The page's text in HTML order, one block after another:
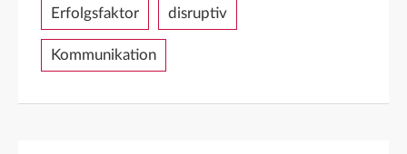
Erfolgsfaktor disruptiv
Kommunikation